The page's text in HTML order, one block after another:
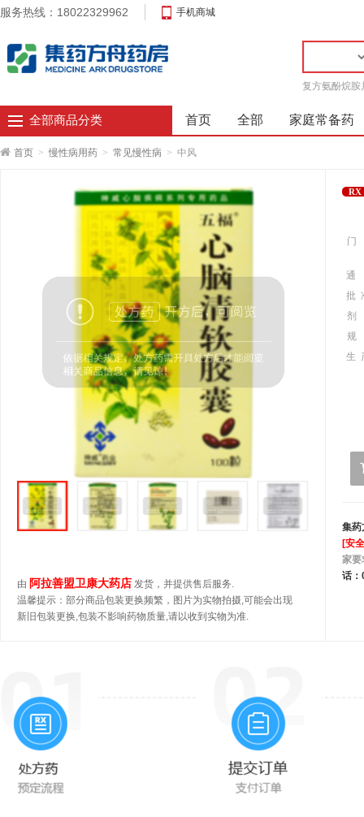
服务热线：18022329962 手机商城
复方氨酚烷胺
全部商品分类 首页 全部 家庭常备药
首页 > 慢性病用药 > 常见慢性病 > 中风
由 阿拉善盟卫康大药店 发货，并提供售后服务.
温馨提示：部分商品包装更换频繁，图片为实物拍摄,可能会出现
新旧包装更换,包装不影响药物质量,请以收到实物为准.
RX
门
通
批
生
集药
[安
家要
话